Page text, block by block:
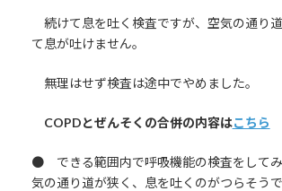
続けて息を吐く検査ですが、空気の通り
て息が吐けません。
無理はせず検査は途中でやめました。
COPDとぜんそくの合併の内容はこちら
● できる範囲内で呼吸機能の検査をして
気の通り道が狭く、息を吐くのがつらそう